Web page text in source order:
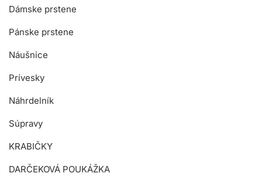
Dámske prstene
Pánske prstene
Náušnice
Prívesky
Náhrdelník
Súpravy
KRABIČKY
DARČEKOVÁ POUKÁŽKA